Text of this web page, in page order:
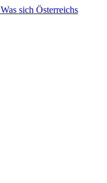
sich Österreichs